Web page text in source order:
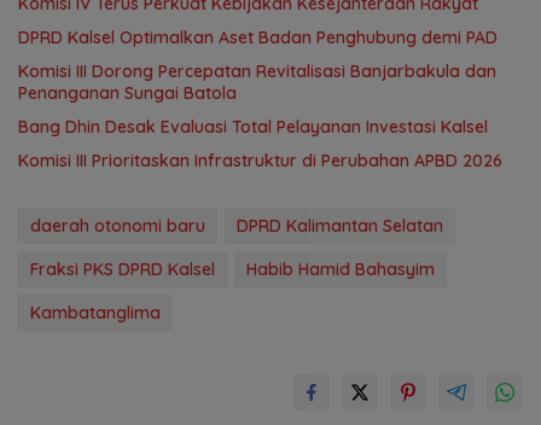
‎DPRD Kalsel Optimalkan Aset Badan Penghubung demi PAD
‎Komisi III Dorong Percepatan Revitalisasi Banjarbakula dan
Penanganan Sungai Batola
‎Bang Dhin Desak Evaluasi Total Pelayanan Investasi Kalsel
‎Komisi III Prioritaskan Infrastruktur di Perubahan APBD 2026
daerah otonomi baru
DPRD Kalimantan Selatan
Fraksi PKS DPRD Kalsel
Habib Hamid Bahasyim
Kambatanglima